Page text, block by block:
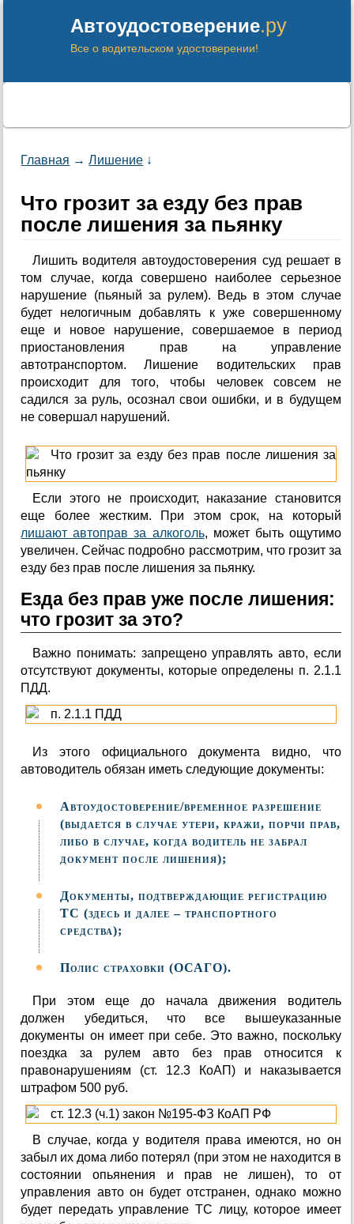
Автоудостоверение.ру
Все о водительском удостоверении!
Главная →Лишение ↓
Что грозит за езду без прав
после лишения за пьянку
Лишить водителя автоудостоверения суд решает в
том случае, когда совершено наиболее серьезное
нарушение (пьяный за рулем). Ведь в этом случае
будет нелогичным добавлять к уже совершенному
еще и новое нарушение, совершаемое в период
приостановления прав на управление
автотранспортом. Лишение водительских прав
происходит для того, чтобы человек совсем не
садился за руль, осознал свои ошибки, и в будущем
не совершал нарушений.
Если этого не происходит, наказание становится
еще более жестким. При этом срок, на который
лишают автоправ за алкоголь, может быть ощутимо
увеличен. Сейчас подробно рассмотрим, что грозит за
езду без прав после лишения за пьянку.
Езда без прав уже после лишения:
что грозит за это?
Важно понимать: запрещено управлять авто, если
отсутствуют документы, которые определены п. 2.1.1
ПДД.
Из этого официального документа видно, что
автоводитель обязан иметь следующие документы:
Автоудостоверение/временное разрешение
(выдается в случае утери, кражи, порчи прав,
либо в случае, когда водитель не забрал
документ после лишения);
Документы, подтверждающие регистрацию
ТС (здесь и далее – транспортного
средства);
Полис страховки (ОСАГО).
При этом еще до начала движения водитель
должен убедиться, что все вышеуказанные
документы он имеет при себе. Это важно, поскольку
поездка за рулем авто без прав относится к
правонарушениям (ст. 12.3 КоАП) и наказывается
штрафом 500 руб.
В случае, когда у водителя права имеются, но он
забыл их дома либо потерял (при этом не находится в
состоянии опьянения и прав не лишен), то от
управления авто он будет отстранен, однако можно
будет передать управление ТС лицу, которое имеет